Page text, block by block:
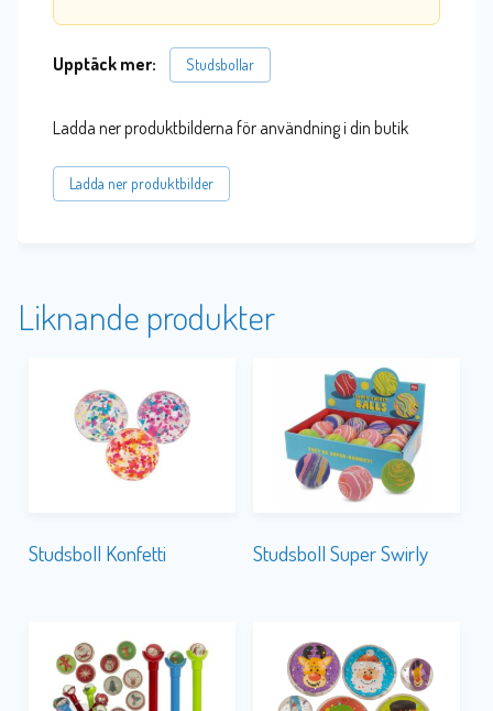
Upptäck mer: Studsbollar
Ladda ner produktbilderna för användning i din butik
Ladda ner produktbilder
Liknande produkter
Studsboll Konfetti Studsboll Super Swirly